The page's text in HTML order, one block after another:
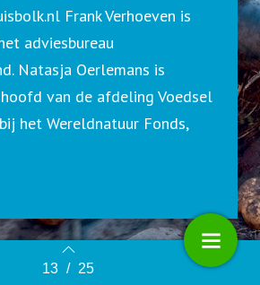
13 / 25
Frank Verhoeven is
adviesbureau
Natasja Oerlemans is
van de afdeling Voedsel
het Wereldnatuur Fonds,